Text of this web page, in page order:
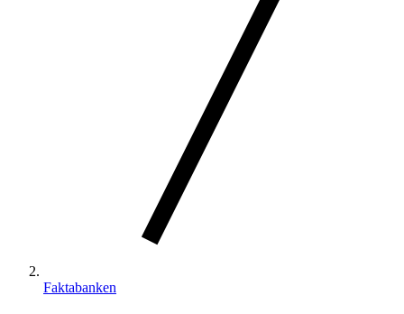
Faktabanken